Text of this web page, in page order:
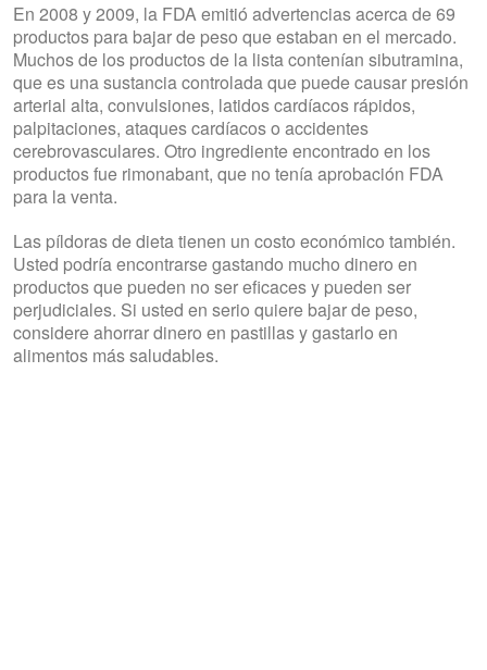
En 2008 y 2009, la FDA emitió advertencias acerca de 69
productos para bajar de peso que estaban en el mercado.
Muchos de los productos de la lista contenían sibutramina,
que es una sustancia controlada que puede causar presión
arterial alta, convulsiones, latidos cardíacos rápidos,
palpitaciones, ataques cardíacos o accidentes
cerebrovasculares. Otro ingrediente encontrado en los
productos fue rimonabant, que no tenía aprobación FDA
para la venta.
Las píldoras de dieta tienen un costo económico también.
Usted podría encontrarse gastando mucho dinero en
productos que pueden no ser eficaces y pueden ser
perjudiciales. Si usted en serio quiere bajar de peso,
considere ahorrar dinero en pastillas y gastarlo en
alimentos más saludables.